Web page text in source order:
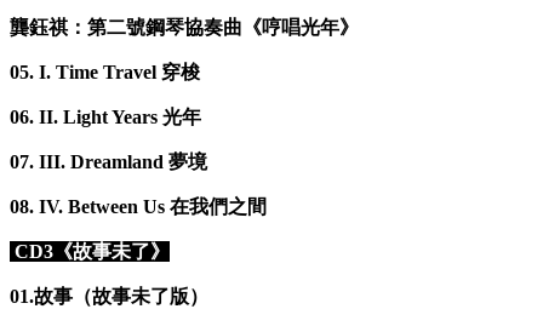
龔鈺祺：第二號鋼琴協奏曲《哼唱光年》
05. I. Time Travel 穿梭
06. II. Light Years 光年
07. III. Dreamland 夢境
08. IV. Between Us 在我們之間
CD3《故事未了》
01.故事（故事未了版）